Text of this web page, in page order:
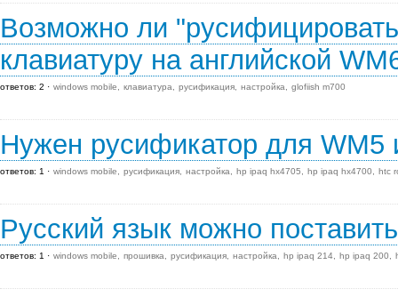
Возможно ли
клавиатуру на английской
ответов: 2 windows mobile клавиатура русификация настройка glofiish m700
Нужен русификатор для WM5
ответов: 1 windows mobile русификация настройка hp ipaq hx4705 hp ipaq hx4700 htc
Русский язык можно
ответов: 1 windows mobile прошивка русификация настройка hp ipaq 214 hp ipaq 200